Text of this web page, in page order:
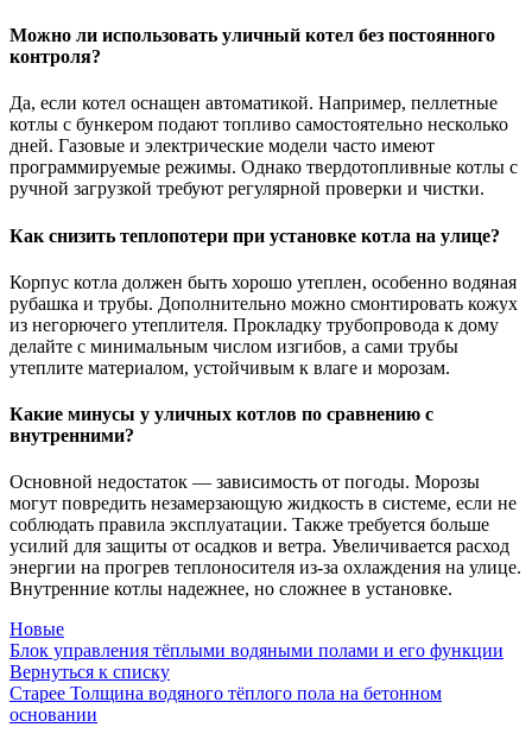
Можно ли использовать уличный котел без постоянного
контроля?
Да, если котел оснащен автоматикой. Например, пеллетные
котлы с бункером подают топливо самостоятельно несколько
дней. Газовые и электрические модели часто имеют
программируемые режимы. Однако твердотопливные котлы с
ручной загрузкой требуют регулярной проверки и чистки.
Как снизить теплопотери при установке котла на улице?
Корпус котла должен быть хорошо утеплен, особенно водяная
рубашка и трубы. Дополнительно можно смонтировать кожух
из негорючего утеплителя. Прокладку трубопровода к дому
делайте с минимальным числом изгибов, а сами трубы
утеплите материалом, устойчивым к влаге и морозам.
Какие минусы у уличных котлов по сравнению с
внутренними?
Основной недостаток — зависимость от погоды. Морозы
могут повредить незамерзающую жидкость в системе, если не
соблюдать правила эксплуатации. Также требуется больше
усилий для защиты от осадков и ветра. Увеличивается расход
энергии на прогрев теплоносителя из-за охлаждения на улице.
Внутренние котлы надежнее, но сложнее в установке.
Новые
Блок управления тёплыми водяными полами и его функции
Вернуться к списку
Старее Толщина водяного тёплого пола на бетонном
основании